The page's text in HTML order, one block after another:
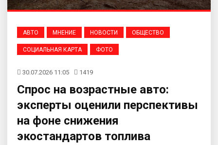
АВТО МНЕНИЕ НОВОСТИ ОБЩЕСТВО
СОЦИАЛЬНАЯ КАРТА ФОТО
30.07.2026 11:05 1419
Спрос на возрастные авто:
эксперты оценили перспективы
на фоне снижения
экостандартов топлива